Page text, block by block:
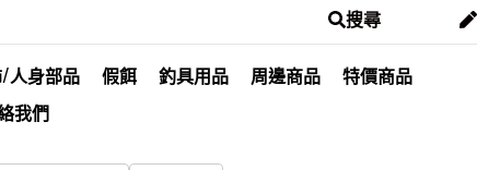
搜尋
人身部品 假餌 釣具用品 周邊商品
特價商品
我們